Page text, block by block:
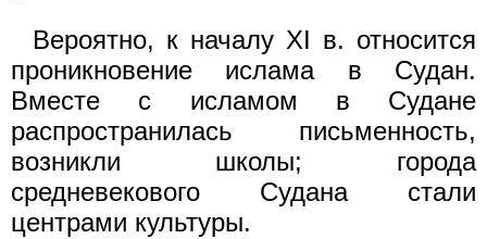
Вероятно, к началу XI в. относится
проникновение ислама в Судан.
Вместе с исламом в Судане
распространилась письменность,
возникли школы; города
средневекового Судана стали
центрами культуры.